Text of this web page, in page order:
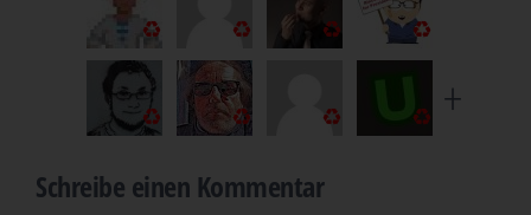
♻️ ♻️ ♻️ ♻️
♻️ ♻️ ♻️ ♻️
Schreibe einen Kommentar